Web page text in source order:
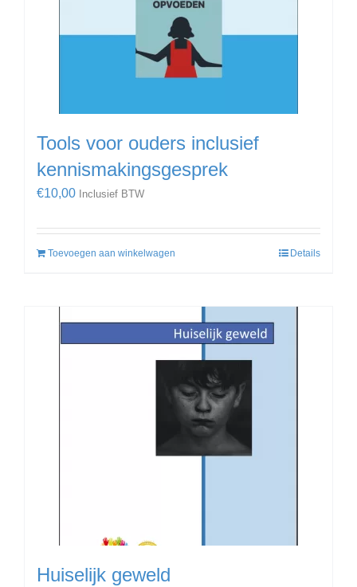
Tools voor ouders inclusief
kennismakingsgesprek
€10,00 Inclusief BTW
Toevoegen aan winkelwagen Details
Huiselijk geweld